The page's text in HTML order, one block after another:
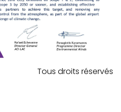
Tous droits réservés